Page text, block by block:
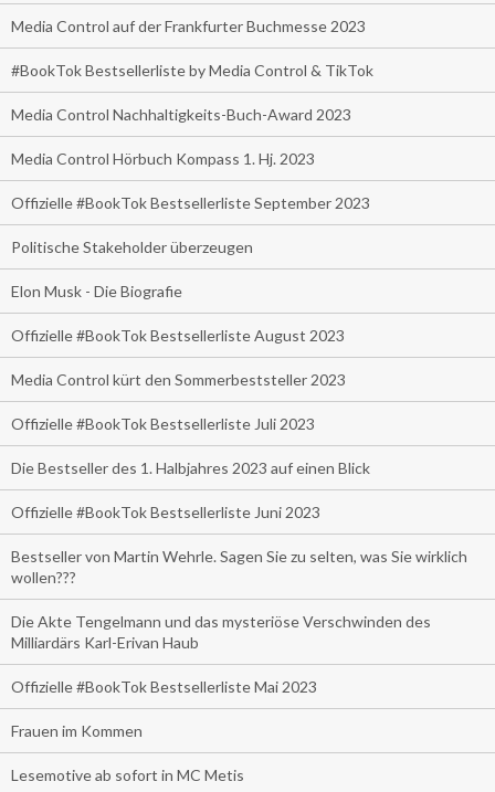
Media Control auf der Frankfurter Buchmesse 2023
#BookTok Bestsellerliste by Media Control & TikTok
Media Control Nachhaltigkeits-Buch-Award 2023
Media Control Hörbuch Kompass 1. Hj. 2023
Offizielle #BookTok Bestsellerliste September 2023
Politische Stakeholder überzeugen
Elon Musk - Die Biografie
Offizielle #BookTok Bestsellerliste August 2023
Media Control kürt den Sommerbeststeller 2023
Offizielle #BookTok Bestsellerliste Juli 2023
Die Bestseller des 1. Halbjahres 2023 auf einen Blick
Offizielle #BookTok Bestsellerliste Juni 2023
Bestseller von Martin Wehrle. Sagen Sie zu selten, was Sie wirklich
wollen???
Die Akte Tengelmann und das mysteriöse Verschwinden des
Milliardärs Karl-Erivan Haub
Offizielle #BookTok Bestsellerliste Mai 2023
Frauen im Kommen
Lesemotive ab sofort in MC Metis